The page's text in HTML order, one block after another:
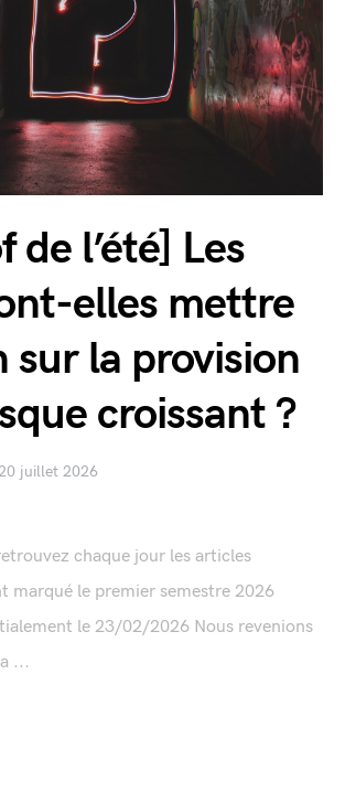
de l’été] Les
elles mettre
sur la provision
croissant ?
juillet 2026
chaque jour les articles
marqué le premier semestre 2026
le 23/02/2026 Nous revenions
...